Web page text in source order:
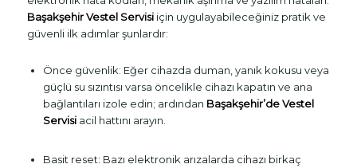
Başakşehir Vestel Servisiiçin uygulayabileceğiniz pratik ve
güvenli ilk adımlar şunlardır:
Önce güvenlik: Eğer cihazda duman, yanık kokusu veya
güçlü su sızıntısı varsa öncelikle cihazı kapatın ve ana
bağlantıları izole edin; ardından Başakşehir’de Vestel
Servisiacil hattını arayın.
Basit reset: Bazı elektronik arızalarda cihazı birkaç